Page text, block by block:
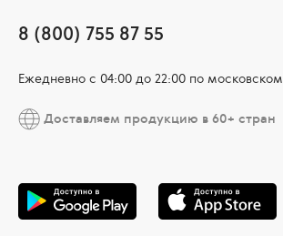
8 (800) 755 87 55
Ежедневно c 04:00 до 22:00 по
Доставляем продукцию в 60+ стран